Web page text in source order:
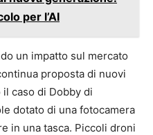
per l’AI
un impatto sul mercato
proposta di nuovi
il caso di Dobby di
dotato di una fotocamera
in una tasca. Piccoli droni